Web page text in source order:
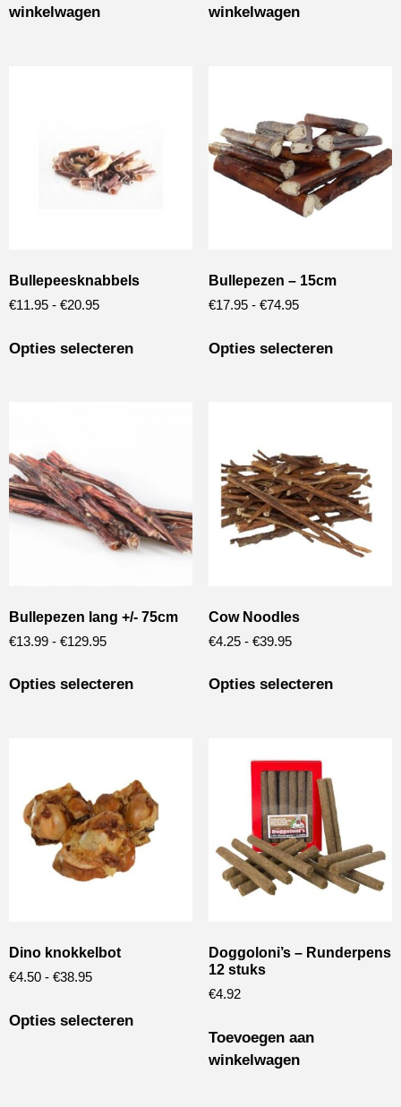
winkelwagen
winkelwagen
Bullepeesknabbels
€11.95 - €20.95
Opties selecteren
Bullepezen – 15cm
€17.95 - €74.95
Opties selecteren
Bullepezen lang +/- 75cm
€13.99 - €129.95
Opties selecteren
Cow Noodles
€4.25 - €39.95
Opties selecteren
Dino knokkelbot
€4.50 - €38.95
Opties selecteren
Doggoloni’s – Runderpens
12 stuks
€4.92
Toevoegen aan
winkelwagen